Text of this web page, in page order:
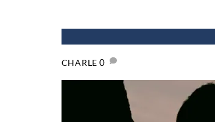
CHARLE 0